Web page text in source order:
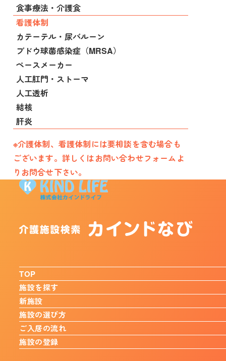
食事療法・介護食
看護体制
カテーテル・尿バルーン
ブドウ球菌感染症（MRSA）
ペースメーカー
人工肛門・ストーマ
人工透析
結核
肝炎
※介護体制、看護体制には要相談を含む場合も
ございます。詳しくはお問い合わせフォームよ
りお問合せ下さい。
TOP
施設を探す
新施設
施設の選び方
ご入居の流れ
施設の登録